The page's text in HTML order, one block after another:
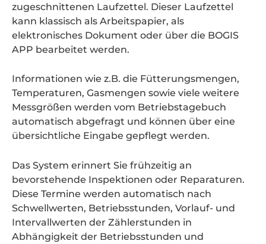
zugeschnittenen Laufzettel. Dieser Laufzettel
kann klassisch als Arbeitspapier, als
elektronisches Dokument oder über die BOGIS
APP bearbeitet werden.
Informationen wie z.B. die Fütterungsmengen,
Temperaturen, Gasmengen sowie viele weitere
Messgrößen werden vom Betriebstagebuch
automatisch abgefragt und können über eine
übersichtliche Eingabe gepflegt werden.
Das System erinnert Sie frühzeitig an
bevorstehende Inspektionen oder Reparaturen.
Diese Termine werden automatisch nach
Schwellwerten, Betriebsstunden, Vorlauf- und
Intervallwerten der Zählerstunden in
Abhängigkeit der Betriebsstunden und